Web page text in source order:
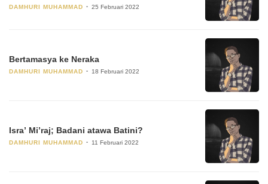
DAMHURI MUHAMMAD 25 Februari 2022
Bertamasya ke Neraka
DAMHURI MUHAMMAD 18 Februari 2022
Isra’ Mi’raj; Badani atawa Batini?
DAMHURI MUHAMMAD 11 Februari 2022